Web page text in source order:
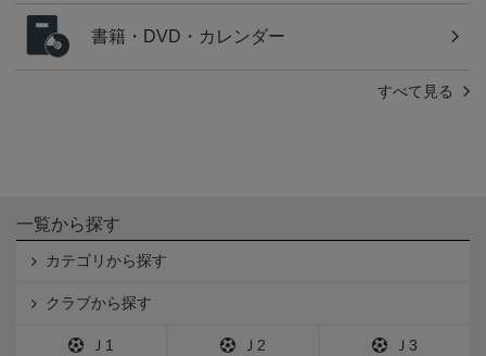
書籍・DVD・カレンダー
すべて見る
一覧から探す
カテゴリから探す
クラブから探す
Ｊ1 Ｊ2 Ｊ3